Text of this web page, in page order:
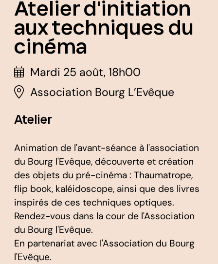
Atelier d'initiation
aux techniques du
cinéma
Mardi 25 août, 18h00
Association Bourg L’Evêque
Atelier
Animation de l'avant-séance à l'association
du Bourg l'Evêque, découverte et création
des objets du pré-cinéma : Thaumatrope,
flip book, kaléidoscope, ainsi que des livres
inspirés de ces techniques optiques.
Rendez-vous dans la cour de l'Association
du Bourg l'Evêque.
En partenariat avec l'Association du Bourg
l'Evêque.